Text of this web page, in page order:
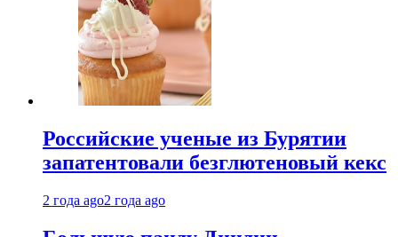
Российские ученые из Бурятии
запатентовали безглютеновый кекс
2 года ago2 года ago